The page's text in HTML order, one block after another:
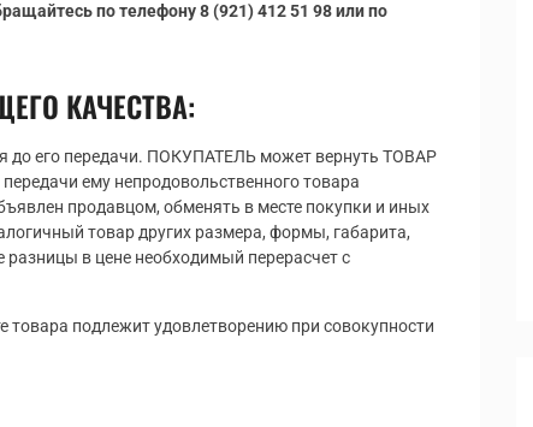
по телефону 8 (921) 412 51 98 или по
КАЧЕСТВА:
до его передачи. ПОКУПАТЕЛЬ может вернуть ТОВАР
ему непродовольственного товара
продавцом, обменять в месте покупки и иных
товар других размера, формы, габарита,
в цене необходимый перерасчет с
товара подлежит удовлетворению при совокупности